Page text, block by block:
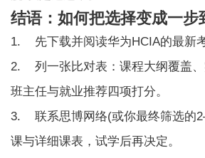
结语：如何把选择变成一步
1. 先下载并阅读华为HCIA的最新考
2. 列一张比对表：课程大纲覆盖、
班主任与就业推荐四项打分。
3. 联系思博网络(或你最终筛选的
课与详细课表，试学后再决定。